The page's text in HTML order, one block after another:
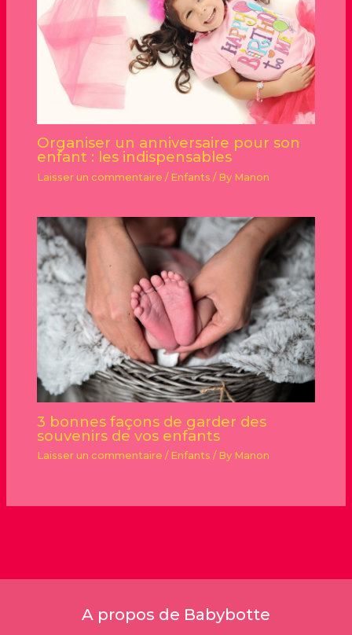
Organiser un anniversaire pour son
enfant : les indispensables
Laisser un commentaire / Enfants / By Manon
3 bonnes façons de garder des
souvenirs de vos enfants
Laisser un commentaire / Enfants / By Manon
A propos de Babybotte